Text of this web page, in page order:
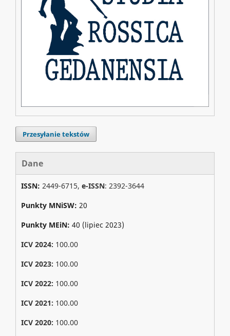
Przesyłanie tekstów
Dane
ISSN: 2449-6715, e-ISSN: 2392-3644
Punkty MNiSW: 20
Punkty MEiN: 40 (lipiec 2023)
ICV 2024: 100.00
ICV 2023: 100.00
ICV 2022: 100.00
ICV 2021: 100.00
ICV 2020: 100.00